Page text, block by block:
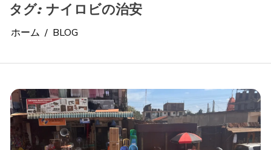
タグ: ナイロビの治安
ホーム BLOG